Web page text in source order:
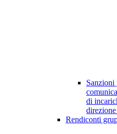
Sanzioni
di
Rendiconti